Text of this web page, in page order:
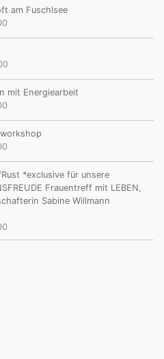
am Fuschlsee
mit Energiearbeit
Rust *exclusive für unsere
Frauentreff mit LEBEN,
Sabine Willmann